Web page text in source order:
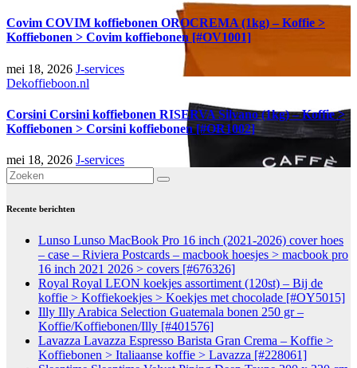
Covim COVIM koffiebonen OROCREMA (1kg) – Koffie >
Koffiebonen > Covim koffiebonen [#OV1001]
mei 18, 2026 J-services
Dekoffieboon.nl
Corsini Corsini koffiebonen RISERVA Silvano (1kg) – Koffie >
Koffiebonen > Corsini koffiebonen [#OR1002]
mei 18, 2026 J-services
Recente berichten
Lunso Lunso MacBook Pro 16 inch (2021-2026) cover hoes
– case – Riviera Postcards – macbook hoesjes > macbook pro
16 inch 2021 2026 > covers [#676326]
Royal Royal LEON koekjes assortiment (120st) – Bij de
koffie > Koffiekoekjes > Koekjes met chocolade [#OY5015]
Illy Illy Arabica Selection Guatemala bonen 250 gr –
Koffie/Koffiebonen/Illy [#401576]
Lavazza Lavazza Espresso Barista Gran Crema – Koffie >
Koffiebonen > Italiaanse koffie > Lavazza [#228061]